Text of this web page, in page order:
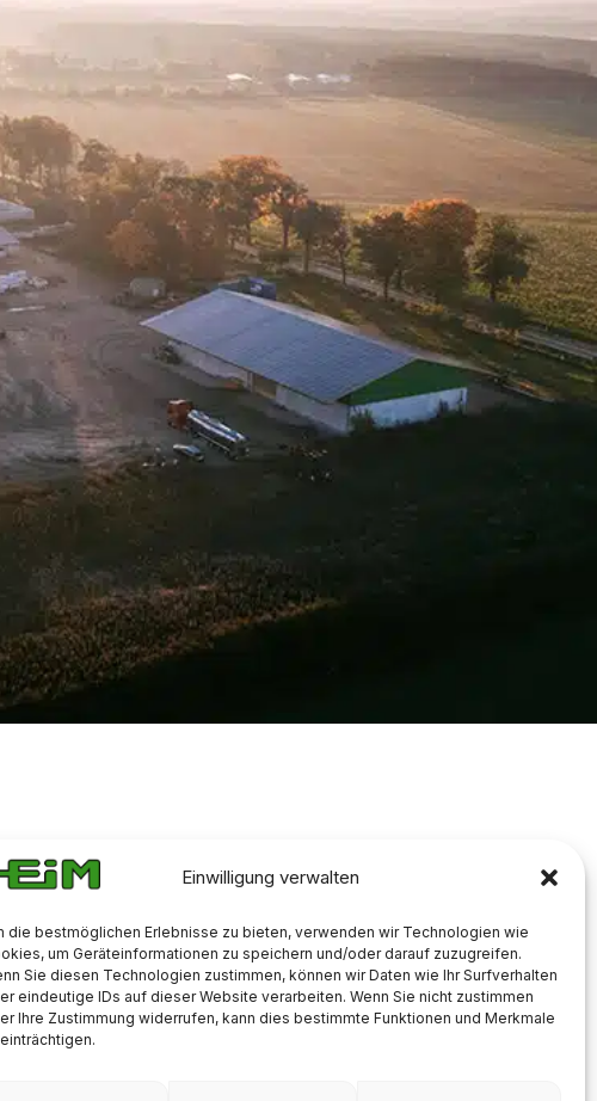
Einwilligung verwalten
die bestmöglichen Erlebnisse zu bieten, verwenden wir Technologien wie
um Geräteinformationen zu speichern und/oder darauf zuzugreifen.
Sie diesen Technologien zustimmen, können wir Daten wie Ihr Surfverhalten
eindeutige IDs auf dieser Website verarbeiten. Wenn Sie nicht zustimmen
Ihre Zustimmung widerrufen, kann dies bestimmte Funktionen und Merkmale
& Co. KG